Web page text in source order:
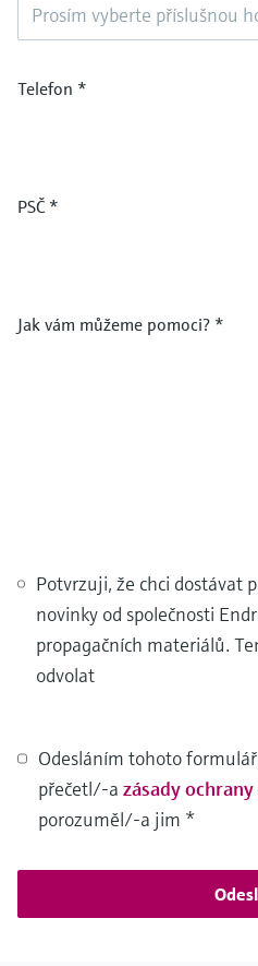
Prosím vyberte příslušnou
Telefon *
PSČ *
Jak vám můžeme pomoci? *
Potvrzuji, že chci dostávat
novinky od společnosti
propagačních materiálů.
odvolat
Odesláním tohoto
přečetl/-azásady
porozuměl/-a jim *